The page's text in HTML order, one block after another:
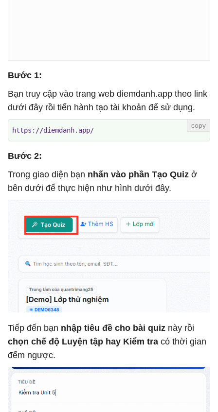
Bước 1:
Bạn truy cập vào trang web diemdanh.app theo link
dưới đây rồi tiến hành tạo tài khoản để sử dụng.
https://diemdanh.app/
Bước 2:
Trong giao diện bạn nhấn vào phần Tạo Quiz ở
bên dưới để thực hiện như hình dưới đây.
Tiếp đến bạn nhập tiêu đề cho bài quiz này rồi
chọn chế độ Luyện tập hay Kiểm tra có thời gian
đếm ngược.